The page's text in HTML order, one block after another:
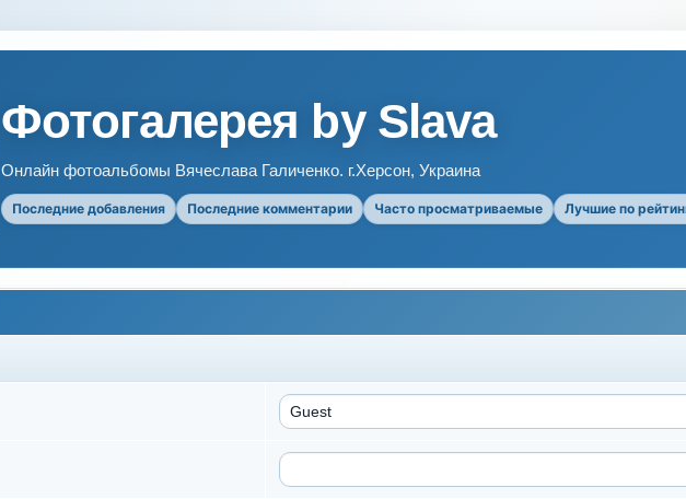
Фотогалерея by Slava
Онлайн фотоальбомы Вячеслава Галиченко. г.Херсон, Украина
Последние добавления Последние комментарии Часто просматриваемые Лучшие по